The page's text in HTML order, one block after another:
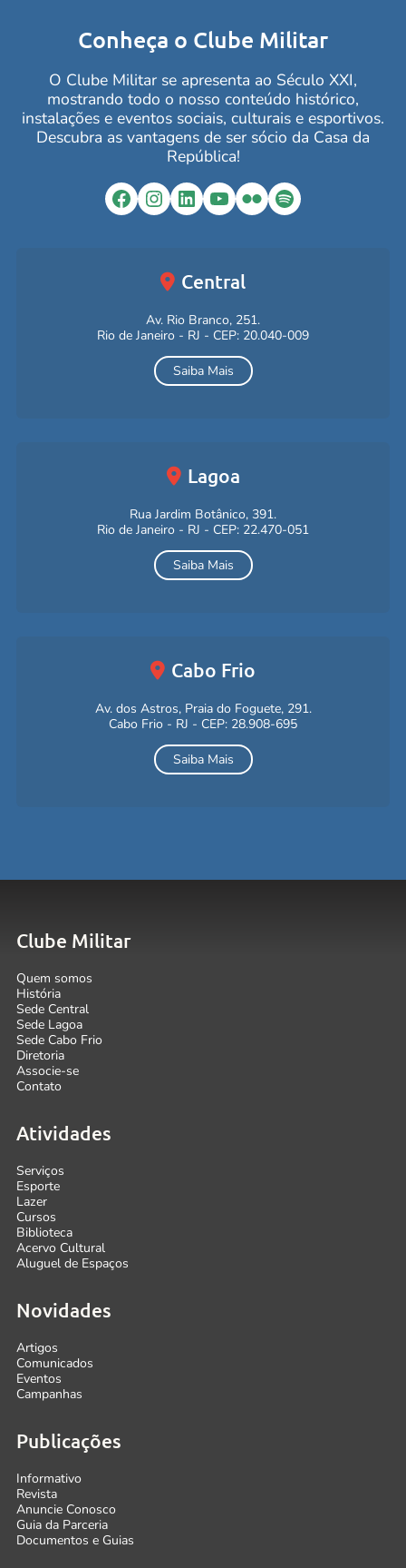
Conheça o Clube Militar
O Clube Militar se apresenta ao Século XXI,
mostrando todo o nosso conteúdo histórico,
instalações e eventos sociais, culturais e esportivos.
Descubra as vantagens de ser sócio da Casa da
República!
Facebook
Instagram
LinkedIn
YouTube
FlickrSpotify
Central
Av. Rio Branco, 251.
Rio de Janeiro - RJ - CEP: 20.040-009
Saiba Mais
Lagoa
Rua Jardim Botânico, 391.
Rio de Janeiro - RJ - CEP: 22.470-051
Saiba Mais
Cabo Frio
Av. dos Astros, Praia do Foguete, 291.
Cabo Frio - RJ - CEP: 28.908-695
Saiba Mais
Clube Militar
Quem somos
História
Sede Central
Sede Lagoa
Sede Cabo Frio
Diretoria
Associe-se
Contato
Atividades
Serviços
Esporte
Lazer
Cursos
Biblioteca
Acervo Cultural
Aluguel de Espaços
Novidades
Artigos
Comunicados
Eventos
Campanhas
Publicações
Informativo
Revista
Anuncie Conosco
Guia da Parceria
Documentos e Guias